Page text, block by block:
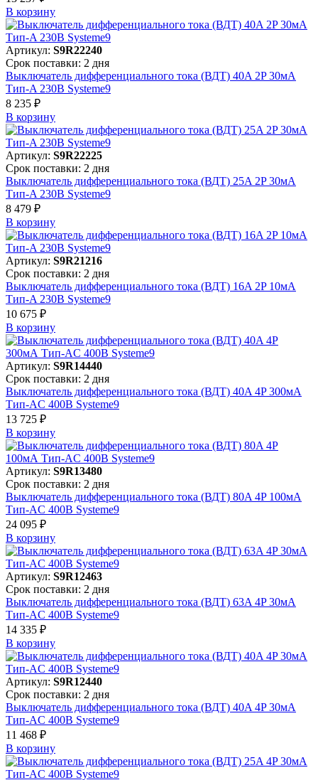
В корзинy
Артикул: S9R22240
Срок поставки: 2 дня
Выключатель дифференциального тока (ВДТ) 40A 2P 30мА
Тип-A 230В Systeme9
8 235 ₽
В корзинy
Артикул: S9R22225
Срок поставки: 2 дня
Выключатель дифференциального тока (ВДТ) 25A 2P 30мА
Тип-A 230В Systeme9
8 479 ₽
В корзинy
Артикул: S9R21216
Срок поставки: 2 дня
Выключатель дифференциального тока (ВДТ) 16A 2P 10мА
Тип-A 230В Systeme9
10 675 ₽
В корзинy
Артикул: S9R14440
Срок поставки: 2 дня
Выключатель дифференциального тока (ВДТ) 40A 4P 300мА
Тип-AC 400В Systeme9
13 725 ₽
В корзинy
Артикул: S9R13480
Срок поставки: 2 дня
Выключатель дифференциального тока (ВДТ) 80A 4P 100мА
Тип-AC 400В Systeme9
24 095 ₽
В корзинy
Артикул: S9R12463
Срок поставки: 2 дня
Выключатель дифференциального тока (ВДТ) 63A 4P 30мА
Тип-AC 400В Systeme9
14 335 ₽
В корзинy
Артикул: S9R12440
Срок поставки: 2 дня
Выключатель дифференциального тока (ВДТ) 40A 4P 30мА
Тип-AC 400В Systeme9
11 468 ₽
В корзинy